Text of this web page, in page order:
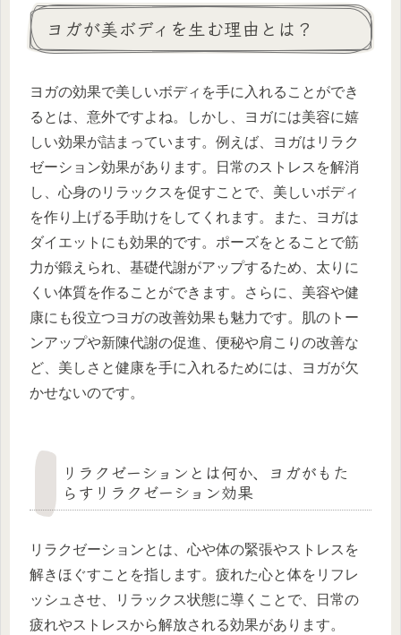
ヨガが美ボディを生む理由とは？
ヨガの効果で美しいボディを手に入れることができ
るとは、意外ですよね。しかし、ヨガには美容に嬉
しい効果が詰まっています。例えば、ヨガはリラク
ゼーション効果があります。日常のストレスを解消
し、心身のリラックスを促すことで、美しいボディ
を作り上げる手助けをしてくれます。また、ヨガは
ダイエットにも効果的です。ポーズをとることで筋
力が鍛えられ、基礎代謝がアップするため、太りに
くい体質を作ることができます。さらに、美容や健
康にも役立つヨガの改善効果も魅力です。肌のトー
ンアップや新陳代謝の促進、便秘や肩こりの改善な
ど、美しさと健康を手に入れるためには、ヨガが欠
かせないのです。
リラクゼーションとは何か、ヨガがもた
らすリラクゼーション効果
リラクゼーションとは、心や体の緊張やストレスを
解きほぐすことを指します。疲れた心と体をリフレ
ッシュさせ、リラックス状態に導くことで、日常の
疲れやストレスから解放される効果があります。